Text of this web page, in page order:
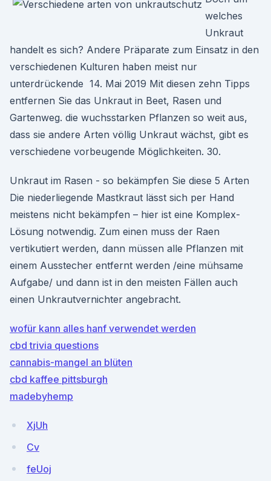
welches
Unkraut
handelt es sich? Andere Präparate zum Einsatz in den
verschiedenen Kulturen haben meist nur
unterdrückende 14. Mai 2019 Mit diesen zehn Tipps
entfernen Sie das Unkraut in Beet, Rasen und
Gartenweg. die wuchsstarken Pflanzen so weit aus,
dass sie andere Arten völlig Unkraut wächst, gibt es
verschiedene vorbeugende Möglichkeiten. 30.
Unkraut im Rasen - so bekämpfen Sie diese 5 Arten
Die niederliegende Mastkraut lässt sich per Hand
meistens nicht bekämpfen – hier ist eine Komplex-
Lösung notwendig. Zum einen muss der Raen
vertikutiert werden, dann müssen alle Pflanzen mit
einem Ausstecher entfernt werden /eine mühsame
Aufgabe/ und dann ist in den meisten Fällen auch
einen Unkrautvernichter angebracht.
wofür kann alles hanf verwendet werden
cbd trivia questions
cannabis-mangel an blüten
cbd kaffee pittsburgh
madebyhemp
XjUh
Cv
feUoj